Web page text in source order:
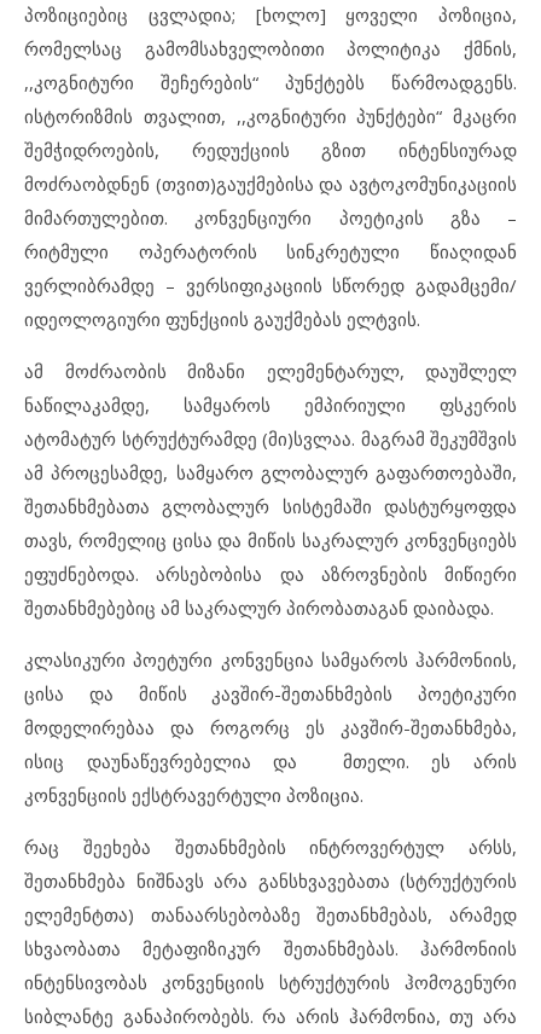
პოზიციებიც ცვლადია; [ხოლო] ყოველი პოზიცია,
რომელსაც გამომსახველობითი პოლიტიკა ქმნის,
,,კოგნიტური შეჩერების“ პუნქტებს წარმოადგენს.
ისტორიზმის თვალით, ,,კოგნიტური პუნქტები“ მკაცრი
შემჭიდროების, რედუქციის გზით ინტენსიურად
მოძრაობდნენ (თვით)გაუქმებისა და ავტოკომუნიკაციის
მიმართულებით. კონვენციური პოეტიკის გზა –
რიტმული ოპერატორის სინკრეტული წიაღიდან
ვერლიბრამდე – ვერსიფიკაციის სწორედ გადამცემი/
იდეოლოგიური ფუნქციის გაუქმებას ელტვის.
ამ მოძრაობის მიზანი ელემენტარულ, დაუშლელ
ნაწილაკამდე, სამყაროს ემპირიული ფსკერის
ატომატურ სტრუქტურამდე (მი)სვლაა. მაგრამ შეკუმშვის
ამ პროცესამდე, სამყარო გლობალურ გაფართოებაში,
შეთანხმებათა გლობალურ სისტემაში დასტურყოფდა
თავს, რომელიც ცისა და მიწის საკრალურ კონვენციებს
ეფუძნებოდა. არსებობისა და აზროვნების მიწიერი
შეთანხმებებიც ამ საკრალურ პირობათაგან დაიბადა.
კლასიკური პოეტური კონვენცია სამყაროს ჰარმონიის,
ცისა და მიწის კავშირ-შეთანხმების პოეტიკური
მოდელირებაა და როგორც ეს კავშირ-შეთანხმება,
ისიც დაუნაწევრებელია და მთელი. ეს არის
კონვენციის ექსტრავერტული პოზიცია.
რაც შეეხება შეთანხმების ინტროვერტულ არსს,
შეთანხმება ნიშნავს არა განსხვავებათა (სტრუქტურის
ელემენტთა) თანაარსებობაზე შეთანხმებას, არამედ
სხვაობათა მეტაფიზიკურ შეთანხმებას. ჰარმონიის
ინტენსივობას კონვენციის სტრუქტურის ჰომოგენური
სიბლანტე განაპირობებს. რა არის ჰარმონია, თუ არა